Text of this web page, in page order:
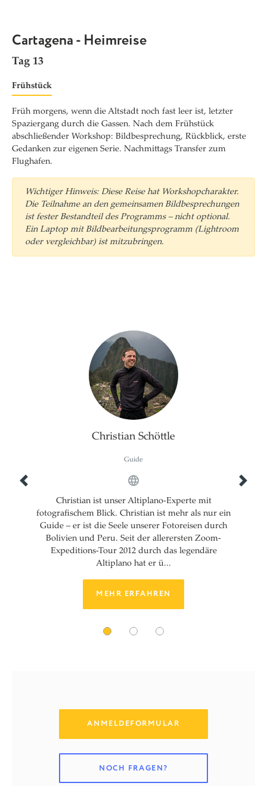
Cartagena - Heimreise
Tag 13
Frühstück
Früh morgens, wenn die Altstadt noch fast leer ist, letzter
Spaziergang durch die Gassen. Nach dem Frühstück
abschließender Workshop: Bildbesprechung, Rückblick, erste
Gedanken zur eigenen Serie. Nachmittags Transfer zum
Flughafen.
Wichtiger Hinweis: Diese Reise hat Workshopcharakter.
Die Teilnahme an den gemeinsamen Bildbesprechungen
ist fester Bestandteil des Programms – nicht optional.
Ein Laptop mit Bildbearbeitungsprogramm (Lightroom
oder vergleichbar) ist mitzubringen.
Christian Schöttle
Guide
Christian ist unser Altiplano-Experte mit
fotografischem Blick. Christian ist mehr als nur ein
Guide – er ist die Seele unserer Fotoreisen durch
Bolivien und Peru. Seit der allerersten Zoom-
Expeditions-Tour 2012 durch das legendäre
Altiplano hat er ü...
MEHR ERFAHREN
ANMELDEFORMULAR
NOCH FRAGEN?